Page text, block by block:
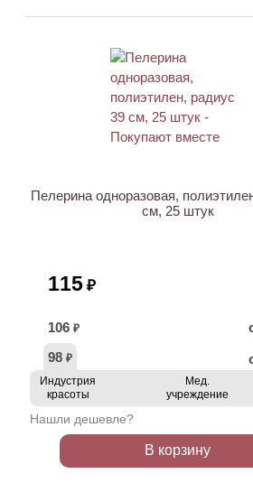
Пелерина одноразовая,
см, 25 штук
115 ₽
106 ₽
98 ₽
Индустрия
красоты
Мед.
учреждение
Нашли дешевле?
В корзину